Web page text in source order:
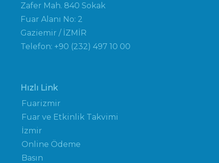
Zafer Mah. 840 Sokak
Fuar Alanı No: 2
Gaziemir / İZMİR
Telefon: +90 (232) 497 10 00
Hızlı Link
Fuarizmir
Fuar ve Etkinlik Takvimi
İzmir
Online Ödeme
Basın